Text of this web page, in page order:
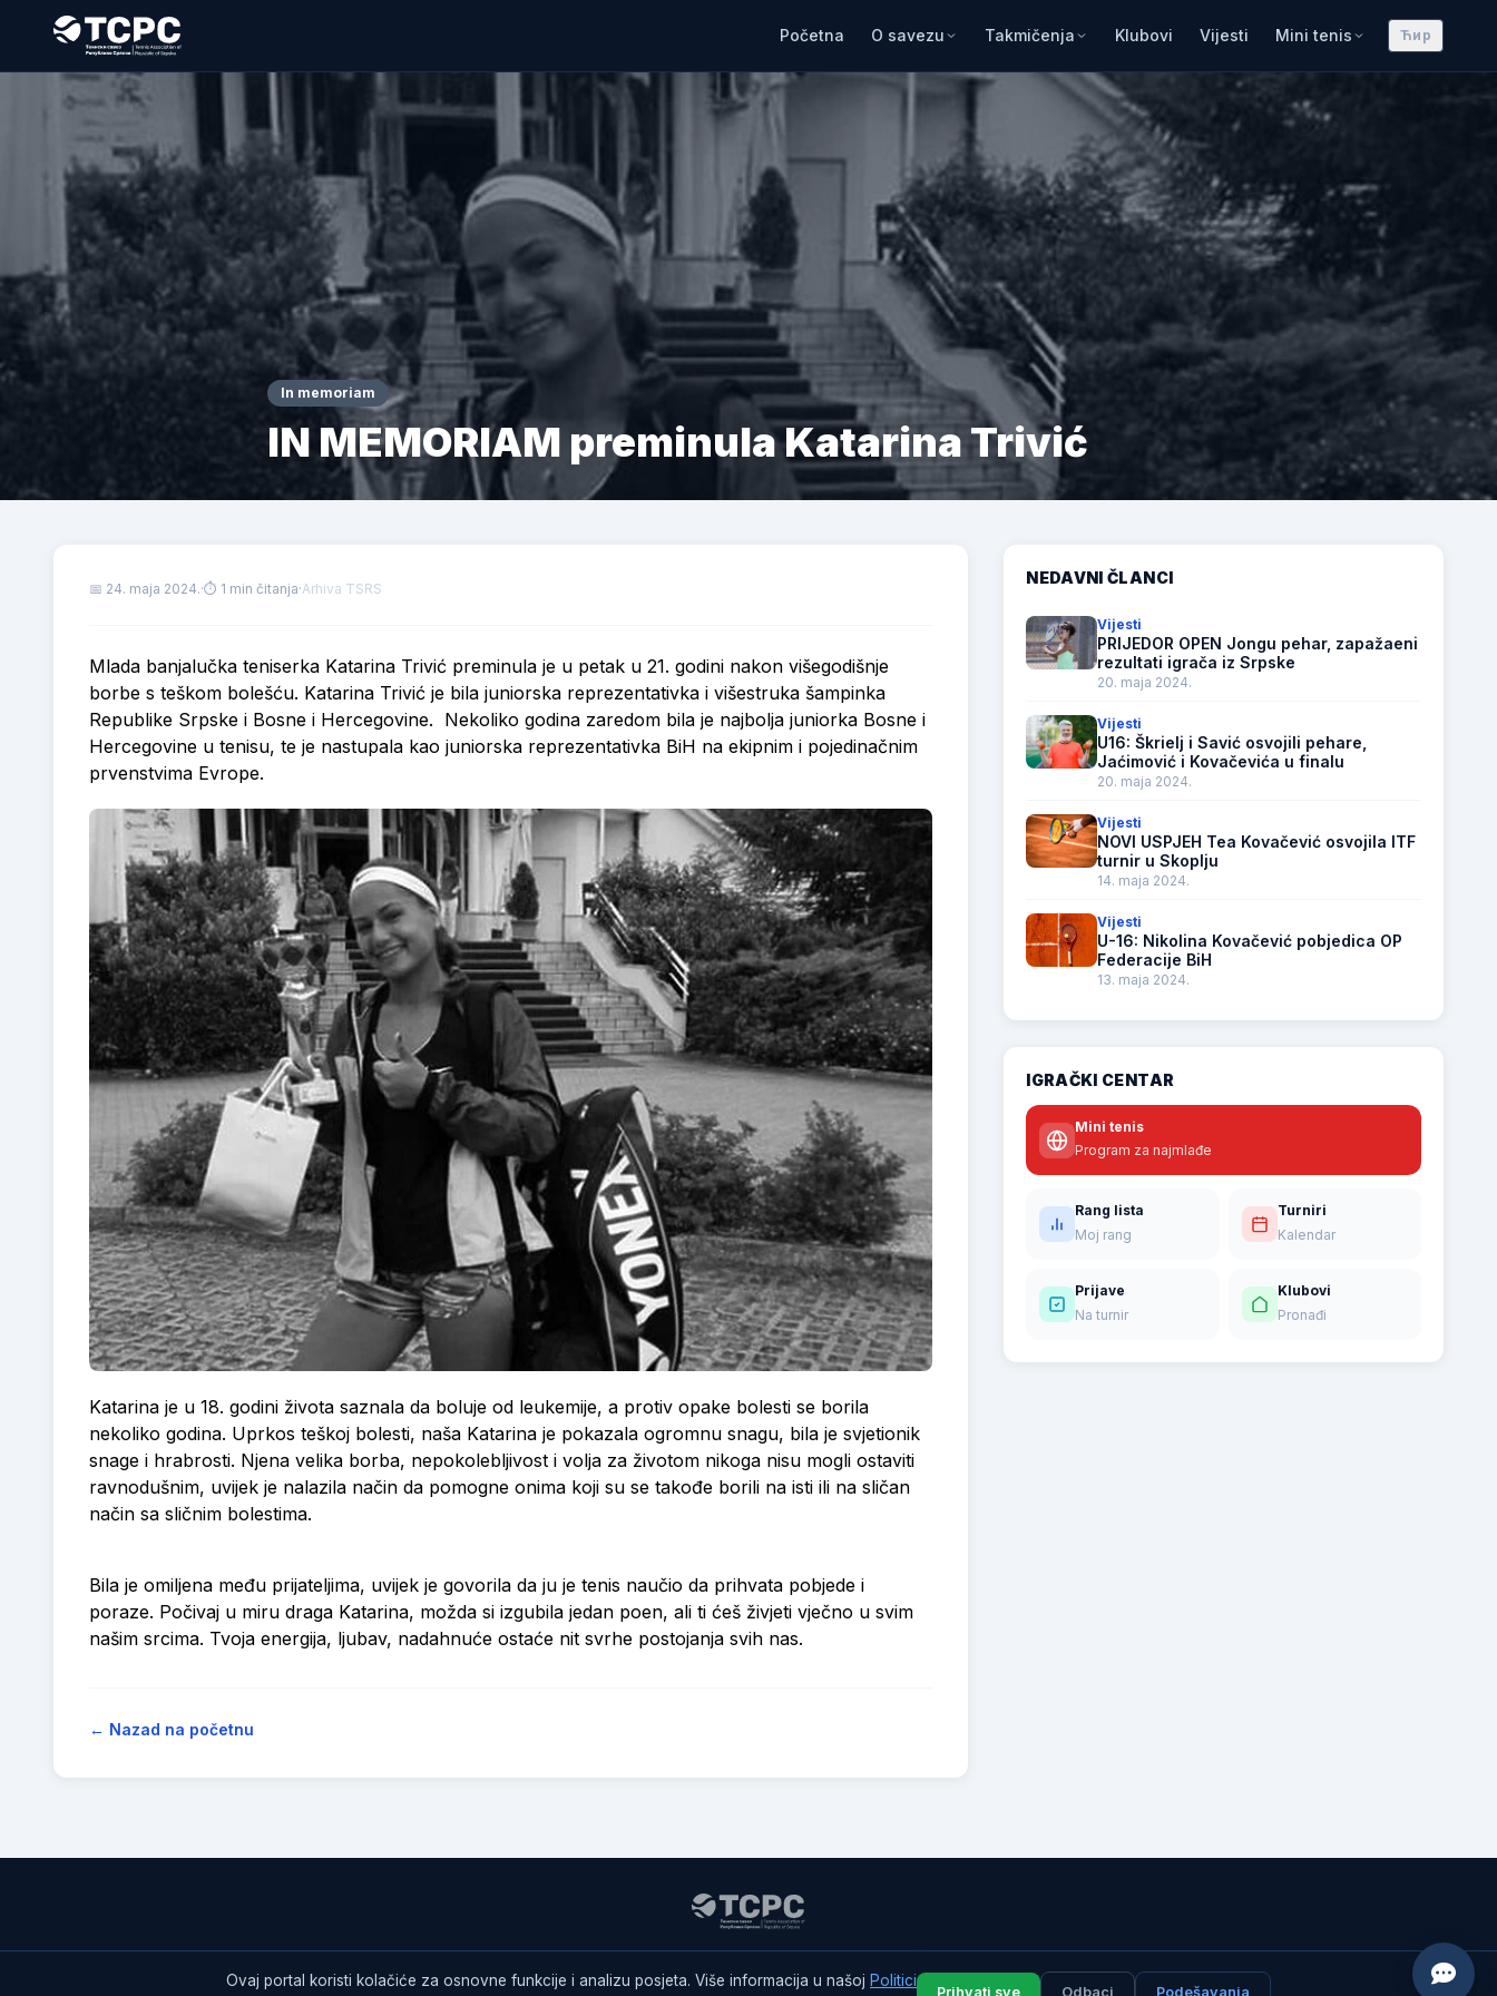
Početna O savezu Takmičenja Klubovi Vijesti Mini tenis Ћир
In memoriam
IN MEMORIAM preminula Katarina Trivić
📅 24. maja 2024.·⏱ 1 min čitanja·Arhiva TSRS
Mlada banjalučka teniserka Katarina Trivić preminula je u petak u 21. godini nakon višegodišnje
borbe s teškom bolešću. Katarina Trivić je bila juniorska reprezentativka i višestruka šampinka
Republike Srpske i Bosne i Hercegovine. Nekoliko godina zaredom bila je najbolja juniorka Bosne i
Hercegovine u tenisu, te je nastupala kao juniorska reprezentativka BiH na ekipnim i pojedinačnim
prvenstvima Evrope.
Katarina je u 18. godini života saznala da boluje od leukemije, a protiv opake bolesti se borila
nekoliko godina. Uprkos teškoj bolesti, naša Katarina je pokazala ogromnu snagu, bila je svjetionik
snage i hrabrosti. Njena velika borba, nepokolebljivost i volja za životom nikoga nisu mogli ostaviti
ravnodušnim, uvijek je nalazila način da pomogne onima koji su se takođe borili na isti ili na sličan
način sa sličnim bolestima.
Bila je omiljena među prijateljima, uvijek je govorila da ju je tenis naučio da prihvata pobjede i
poraze. Počivaj u miru draga Katarina, možda si izgubila jedan poen, ali ti ćeš živjeti vječno u svim
našim srcima. Tvoja energija, ljubav, nadahnuće ostaće nit svrhe postojanja svih nas.
← Nazad na početnu
NEDAVNI ČLANCI
Vijesti
PRIJEDOR OPEN Jongu pehar, zapažaeni
rezultati igrača iz Srpske
20. maja 2024.
Vijesti
U16: Škrielj i Savić osvojili pehare,
Jaćimović i Kovačevića u finalu
20. maja 2024.
Vijesti
NOVI USPJEH Tea Kovačević osvojila ITF
turnir u Skoplju
14. maja 2024.
Vijesti
U-16: Nikolina Kovačević pobjedica OP
Federacije BiH
13. maja 2024.
IGRAČKI CENTAR
Mini tenis
Program za najmlađe
Rang lista
Moj rang
Turniri
Kalendar
Prijave
Na turnir
Klubovi
Pronađi
© 2026 Teniski savez Republike Srpske. Sva prava zadržana.
Politika privatnosti|Uslovi korišćenja
Ovaj portal koristi kolačiće za osnovne funkcije i analizu posjeta. Više informacija u našoj Politici
Prihvati sve Odbaci Podešavanja